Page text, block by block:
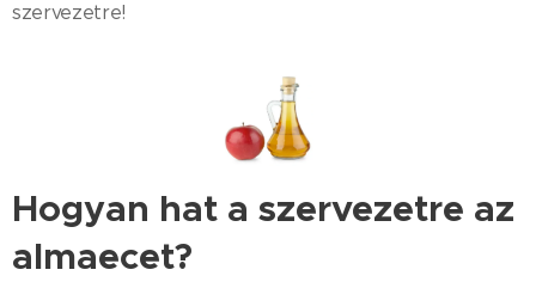
szervezetre!
Hogyan hat a szervezetre az
almaecet?